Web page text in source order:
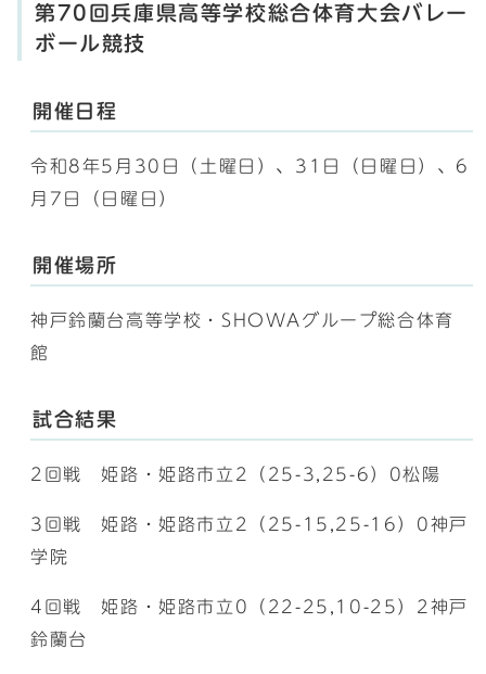
第70回兵庫県高等学校総合体育大会バレー
ボール競技
開催日程
令和8年5月30日（土曜日）、31日（日曜日）、6
月7日（日曜日）
開催場所
神戸鈴蘭台高等学校・SHOWAグループ総合体育
館
試合結果
2回戦 姫路・姫路市立2（25-3,25-6）0松陽
3回戦 姫路・姫路市立2（25-15,25-16）0神戸
学院
4回戦 姫路・姫路市立0（22-25,10-25）2神戸
鈴蘭台